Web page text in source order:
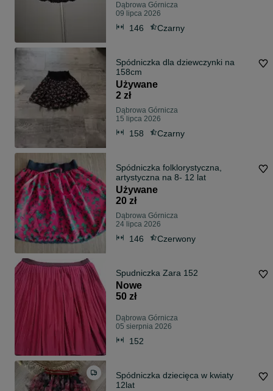
Dąbrowa Górnicza
09 lipca 2026
146 Czarny
Spódniczka dla dziewczynki na
158cm
Używane
2 zł
Dąbrowa Górnicza
15 lipca 2026
158 Czarny
Spódniczka folklorystyczna,
artystyczna na 8- 12 lat
Używane
20 zł
Dąbrowa Górnicza
24 lipca 2026
146 Czerwony
Spudniczka Zara 152
Nowe
50 zł
Dąbrowa Górnicza
05 sierpnia 2026
152
Spódniczka dziecięca w kwiaty
12lat